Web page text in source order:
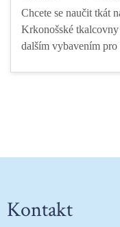
Chcete se naučit tkát
Krkonošské
dalším vybavením
Kontakt